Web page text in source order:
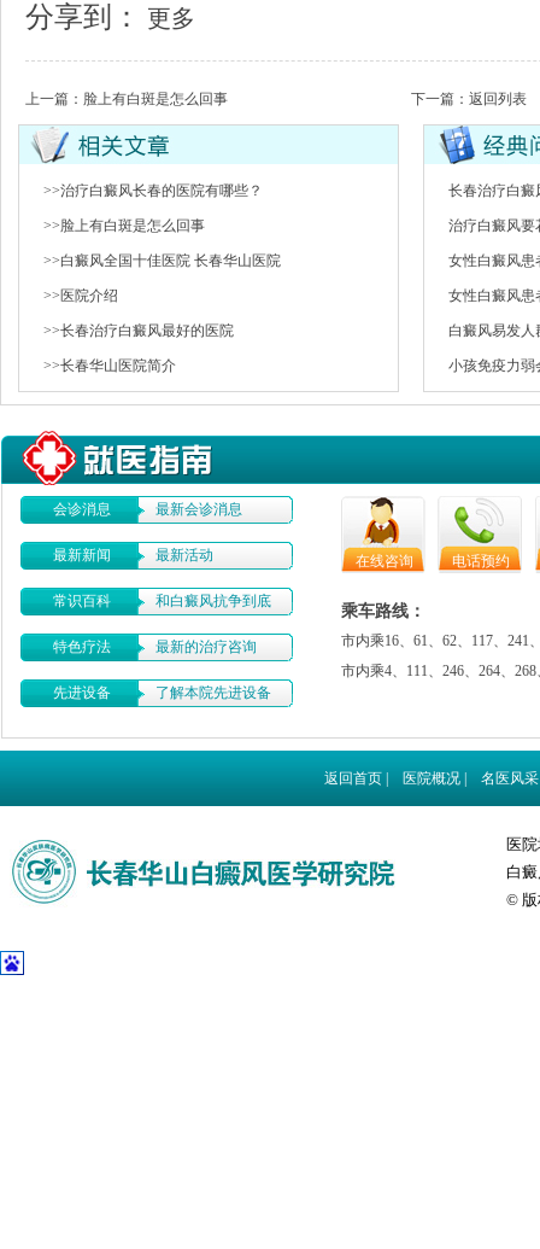
分享到： 更多
上一篇： 脸上有白斑是怎么回事 下一篇： 返回列表
>>治疗白癜风长春的医院有哪些？
>>脸上有白斑是怎么回事
>>白癜风全国十佳医院 长春华山医院
>>医院介绍
>>长春治疗白癜风最好的医院
>>长春华山医院简介
长春治疗白
治疗白癜风要
女性白癜风患
女性白癜风患
白癜风易发人
小孩免疫力弱
会诊消息 最新会诊消息
最新新闻 最新活动
常识百科 和白癜风抗争到底
特色疗法 最新的治疗咨询
先进设备 了解本院先进设备
在线咨询 电话预约
乘车路线：
市内乘16、61、62、117、241
市内乘4、111、246、264、
返回首页| 医院概况| 名医风采
医
白
© 版